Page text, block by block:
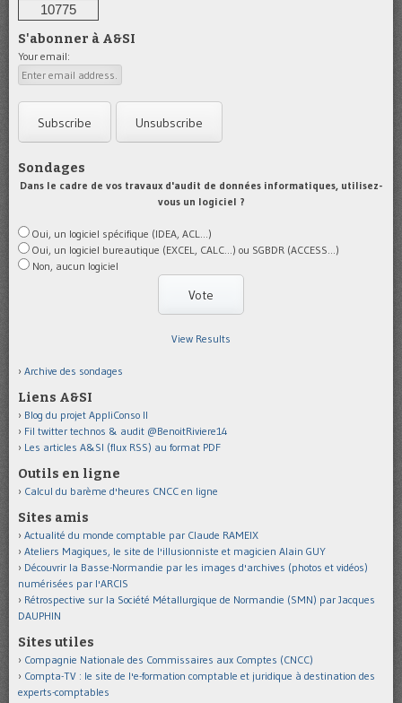
10775
S'abonner à A&SI
Your email:
Sondages
Dans le cadre de vos travaux d'audit de données informatiques, utilisez-
vous un logiciel ?
Oui, un logiciel spécifique (IDEA, ACL...)
Oui, un logiciel bureautique (EXCEL, CALC...) ou SGBDR (ACCESS...)
Non, aucun logiciel
View Results
Archive des sondages
Liens A&SI
Blog du projet AppliConso II
Fil twitter technos & audit @BenoitRiviere14
Les articles A&SI (flux RSS) au format PDF
Outils en ligne
Calcul du barème d'heures CNCC en ligne
Sites amis
Actualité du monde comptable par Claude RAMEIX
Ateliers Magiques, le site de l'illusionniste et magicien Alain GUY
Découvrir la Basse-Normandie par les images d'archives (photos et vidéos)
numérisées par l'ARCIS
Rétrospective sur la Société Métallurgique de Normandie (SMN) par Jacques
DAUPHIN
Sites utiles
Compagnie Nationale des Commissaires aux Comptes (CNCC)
Compta-TV : le site de l'e-formation comptable et juridique à destination des
experts-comptables